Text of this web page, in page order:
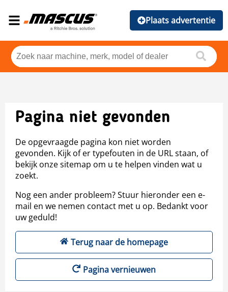
Plaats advertentie
Pagina niet gevonden
De opgevraagde pagina kon niet worden
gevonden. Kijk of er typefouten in de URL staan, of
bekijk onze sitemap om u te helpen vinden wat u
zoekt.
Nog een ander probleem? Stuur hieronder een e-
mail en we nemen contact met u op. Bedankt voor
uw geduld!
Terug naar de homepage
Pagina vernieuwen